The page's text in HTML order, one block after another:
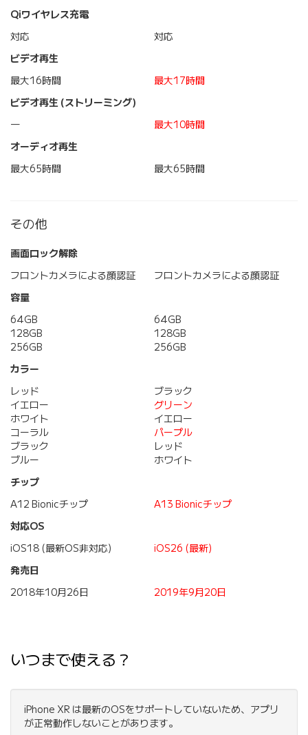
Qiワイヤレス充電
対応
対応
ビデオ再生
最大16時間
最大17時間
ビデオ再生 (ストリーミング)
―
最大10時間
オーディオ再生
最大65時間
最大65時間
その他
画面ロック解除
フロントカメラによる顔認証
フロントカメラによる顔認証
容量
64GB
128GB
256GB
64GB
128GB
256GB
カラー
レッド
イエロー
ホワイト
コーラル
ブラック
ブルー
ブラック
グリーン
イエロー
パープル
レッド
ホワイト
チップ
A12 Bionicチップ
A13 Bionicチップ
対応OS
iOS18 (最新OS非対応)
iOS26 (最新)
発売日
2018年10月26日
2019年9月20日
いつまで使える？
iPhone XR は最新のOSをサポートしていないため、アプリ
が正常動作しないことがあります。